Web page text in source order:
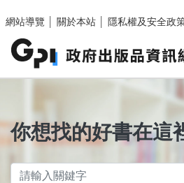
網站導覽
關於本站 隱私權及安全政
你想找的好書在這